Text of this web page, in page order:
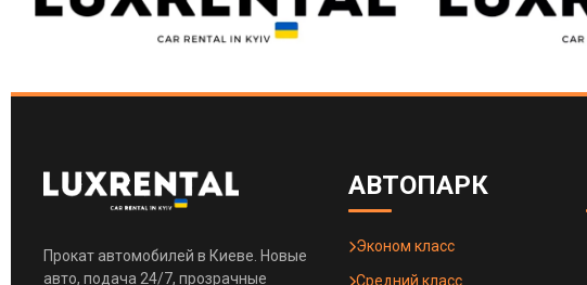
Прокат автомобилей в Киеве. Новые
авто, подача 24/7, прозрачные
АВТОПАРК
Эконом класс
Средний класс